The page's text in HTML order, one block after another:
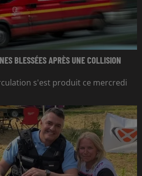
BLESSÉES APRÈS UNE COLLISION
s'est produit ce mercredi